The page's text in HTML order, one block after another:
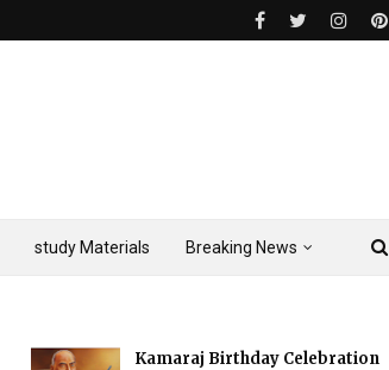
study Materials Breaking News
Kamaraj Birthday Celebration